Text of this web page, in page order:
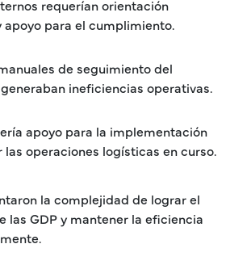
requerían orientación
para el cumplimiento.
de seguimiento del
ineficiencias operativas.
apoyo para la implementación
operaciones logísticas en curso.
la complejidad de lograr el
GDP y mantener la eficiencia